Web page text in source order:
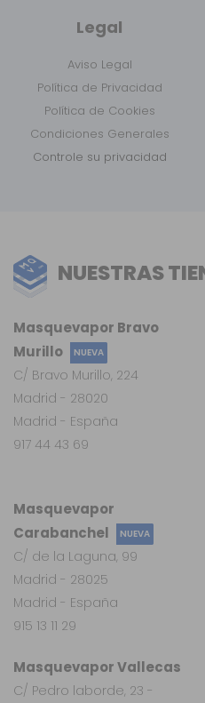
Legal
Aviso Legal
Política de Privacidad
Política de Cookies
Condiciones Generales
Controle su privacidad
NUESTRAS
Masquevapor
Carabanchel
NUEVA
C/ de la Laguna, 99
Madrid - 28025
Madrid - España
915 13 11 29
Masquevapor Vallecas
C/ Pedro laborde, 23 -
Masquevapor Bravo
Murillo
NUEVA
C/ Bravo Murillo, 224
Madrid - 28020
Madrid - España
917 44 43 69